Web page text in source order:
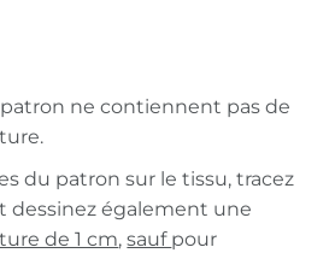
ne contiennent pas de
du patron sur le tissu, tracez
dessinez également une
de 1 cm,sauf pour